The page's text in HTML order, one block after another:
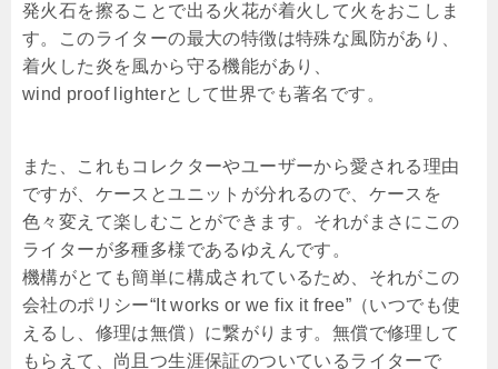
発火石を擦ることで出る火花が着火して火をおこしま
す。このライターの最大の特徴は特殊な風防があり、
着火した炎を風から守る機能があり、
wind proof lighterとして世界でも著名です。
また、これもコレクターやユーザーから愛される理由
ですが、ケースとユニットが分れるので、ケースを
色々変えて楽しむことができます。それがまさにこの
ライターが多種多様であるゆえんです。
機構がとても簡単に構成されているため、それがこの
会社のポリシー“It works or we fix it free”（いつでも使
えるし、修理は無償）に繋がります。無償で修理して
もらえて、尚且つ生涯保証のついているライターで